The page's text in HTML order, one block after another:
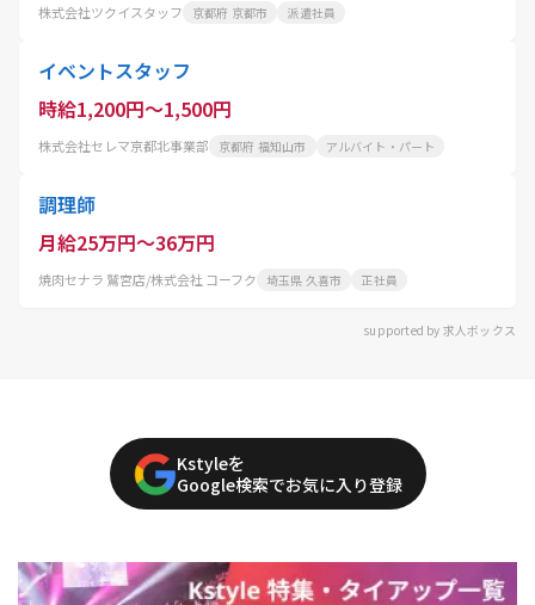
株式会社ツクイスタッフ 京都府 京都市 派遣社員
イベントスタッフ
時給1,200円～1,500円
株式会社セレマ京都北事業部 京都府 福知山市 アルバイト・パート
調理師
月給25万円～36万円
焼肉セナラ 鷲宮店/株式会社 コーフク 埼玉県 久喜市 正社員
supported by 求人ボックス
Kstyleを
Google検索でお気に入り登録